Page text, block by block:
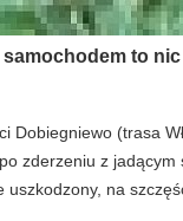
to
Dobiegniewo (trasa
zderzeniu z
na